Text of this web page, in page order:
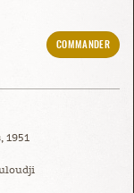
COMMANDER